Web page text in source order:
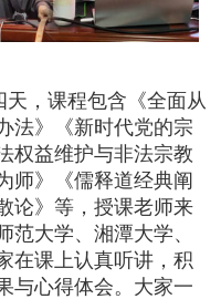
，课程包含《全面从
法》《新时代党的宗
权益维护与非法宗教
师》《儒释道经典阐
论》等，授课老师来
范大学、湘潭大学、
在课上认真听讲，积
与心得体会。大家一